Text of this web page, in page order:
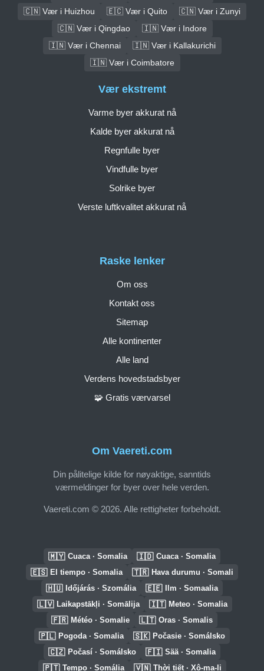
🇨🇳 Vær i Huizhou
🇪🇨 Vær i Quito
🇨🇳 Vær i Zunyi
🇨🇳 Vær i Qingdao
🇮🇳 Vær i Indore
🇮🇳 Vær i Chennai
🇮🇳 Vær i Kallakurichi
🇮🇳 Vær i Coimbatore
Om Vaereti.com
Din pålitelige kilde for nøyaktige, sanntids
værmeldinger for byer over hele verden.
Vaereti.com © 2026. Alle rettigheter forbeholdt.
Raske lenker
Om oss
Kontakt oss
Sitemap
Alle kontinenter
Alle land
Verdens hovedstadsbyer
🧩 Gratis værvarsel
Vær ekstremt
Varme byer akkurat nå
Kalde byer akkurat nå
Regnfulle byer
Vindfulle byer
Solrike byer
Verste luftkvalitet akkurat nå
🇲🇾 Cuaca · Somalia 🇮🇩 Cuaca · Somalia
🇪🇸 El tiempo · Somalia 🇹🇷 Hava durumu · Somali
🇭🇺 Időjárás · Szomália 🇪🇪 Ilm · Somaalia
🇱🇻 Laikapstākļi · Somālija 🇮🇹 Meteo · Somalia
🇫🇷 Météo · Somalie 🇱🇹 Oras · Somalis
🇵🇱 Pogoda · Somalia 🇸🇰 Počasie · Somálsko
🇨🇿 Počasí · Somálsko 🇫🇮 Sää · Somalia
🇵🇹 Tempo · Somália 🇻🇳 Thời tiết · Xô-ma-li